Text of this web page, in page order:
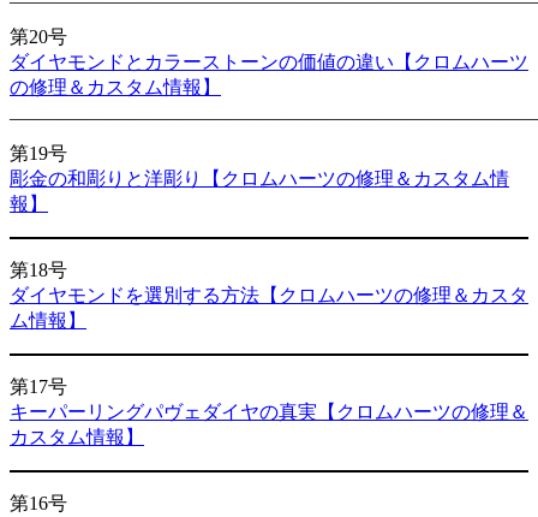
第20号
ダイヤモンドとカラーストーンの価値の違い【クロムハーツ
の修理＆カスタム情報】
第19号
彫金の和彫りと洋彫り【クロムハーツの修理＆カスタム情
報】
第18号
ダイヤモンドを選別する方法【クロムハーツの修理＆カスタ
ム情報】
第17号
キーパーリングパヴェダイヤの真実【クロムハーツの修理＆
カスタム情報】
第16号